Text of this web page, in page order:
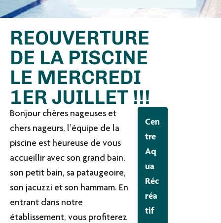
REOUVERTURE
DE LA PISCINE
LE MERCREDI
1ER JUILLET !!!
Bonjour chères nageuses et
chers nageurs, l’équipe de la
piscine est heureuse de vous
accueillir avec son grand bain,
son petit bain, sa pataugeoire,
son jacuzzi et son hammam. En
entrant dans notre
établissement, vous profiterez
Cen
tre
Aq
ua
Réc
réa
tif